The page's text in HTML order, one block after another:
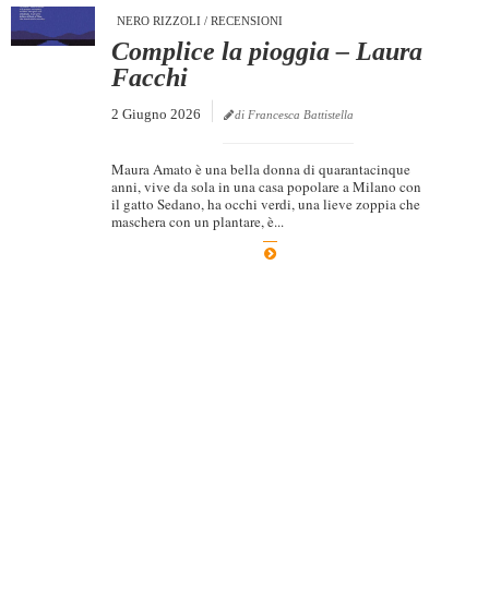
Chi siamo
NERO RIZZOLI / RECENSIONI
Complice la pioggia – Laura
Facchi
2 Giugno 2026 di Francesca Battistella
Maura Amato è una bella donna di quarantacinque
anni, vive da sola in una casa popolare a Milano con
il gatto Sedano, ha occhi verdi, una lieve zoppia che
maschera con un plantare, è...